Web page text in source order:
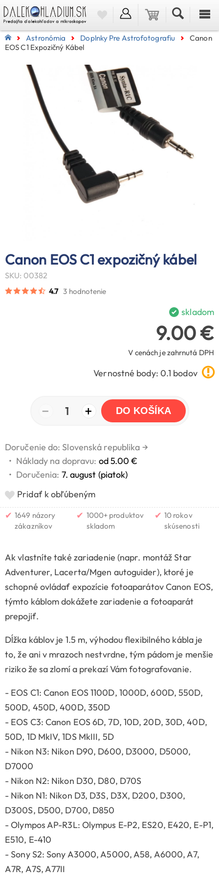
Astronómia Doplnky Pre Astrofotografiu
Canon
EOS C1 Expozičný Kábel
Canon EOS C1 expozičný kábel
SKU: 00382
4.7 3 hodnotenie
skladom
9.00 €
V cenách je zahrnutá DPH
Vernostné body: 0.1 bodov
− 1 + DO KOŠÍKA
Doručenie do: Slovenská republika →
• Náklady na dopravu: od 5.00 €
• Doručenia: 7. august (piatok)
Pridať k obľúbeným
✔ 1649 názory
zákazníkov
✔ 1000+ produktov
skladom
✔ 10 rokov
skúsenosti
Ak vlastníte také zariadenie (napr. montáž Star
Adventurer, Lacerta/Mgen autoguider), ktoré je
schopné ovládať expozície fotoaparátov Canon EOS,
týmto káblom dokážete zariadenie a fotoaparát
prepojiť.
Dĺžka káblov je 1.5 m, výhodou flexibilného kábla je
to, že ani v mrazoch nestvrdne, tým pádom je menšie
riziko že sa zlomí a prekazí Vám fotografovanie.
- EOS C1: Canon EOS 1100D, 1000D, 600D, 550D,
500D, 450D, 400D, 350D
- EOS C3: Canon EOS 6D, 7D, 10D, 20D, 30D, 40D,
50D, 1D MkIV, 1DS MkIII, 5D
- Nikon N3: Nikon D90, D600, D3000, D5000,
D7000
- Nikon N2: Nikon D30, D80, D70S
- Nikon N1: Nikon D3, D3S, D3X, D200, D300,
D300S, D500, D700, D850
- Olympos AP-R3L: Olympus E-P2, ES20, E420, E-P1,
E510, E-410
- Sony S2: Sony A3000, A5000, A58, A6000, A7,
A7R, A7S, A77II